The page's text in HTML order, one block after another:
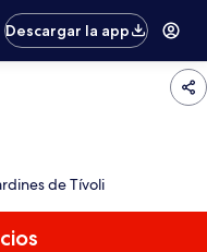
Descargar la app
de Tívoli